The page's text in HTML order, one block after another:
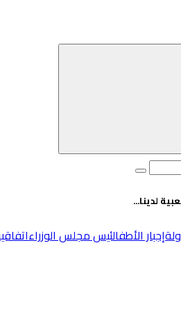
لدينا...
إجبار الأطفالئيس مجلس الوزراء